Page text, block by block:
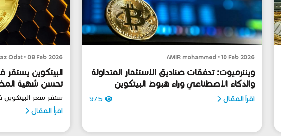
AMIR mohammed • 10 Feb 2026
وينترميوت: تدفقات صناديق الاستثمار المتداولة
والذكاء الاصطناعي وراء هبوط البيتكوين
اقرأ المقال 975
Odat • 09 Feb 2026
تحسن شهية
ستقر سعر البيتكوين
اقرأ المقال